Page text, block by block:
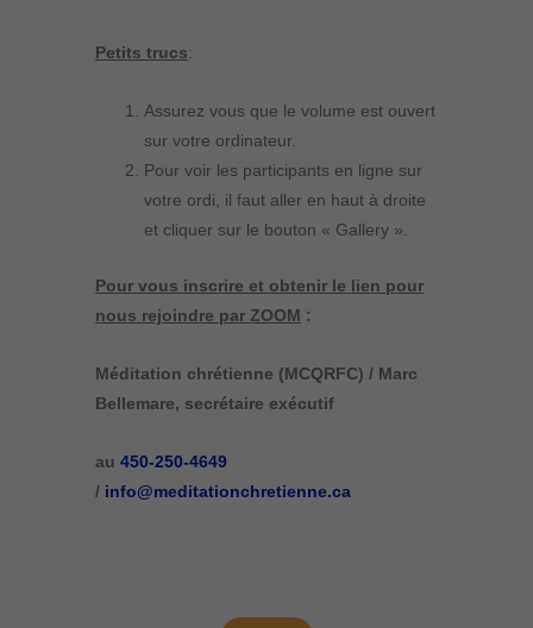
Petits trucs:
Assurez vous que le volume est ouvert
sur votre ordinateur.
Pour voir les participants en ligne sur
votre ordi, il faut aller en haut à droite
et cliquer sur le bouton « Gallery ».
Pour vous inscrire et obtenir le lien pour
nous rejoindre par ZOOM :
Méditation chrétienne (MCQRFC) / Marc
Bellemare, secrétaire exécutif
au 450-250-4649
/ info@meditationchretienne.ca